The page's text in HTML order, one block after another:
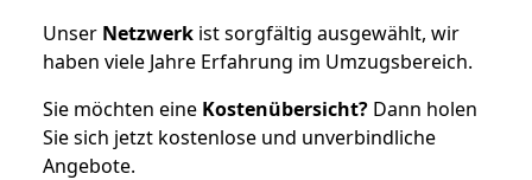
Unser Netzwerk ist sorgfältig ausgewählt, wir
haben viele Jahre Erfahrung im Umzugsbereich.
Sie möchten eine Kostenübersicht? Dann holen
Sie sich jetzt kostenlose und unverbindliche
Angebote.